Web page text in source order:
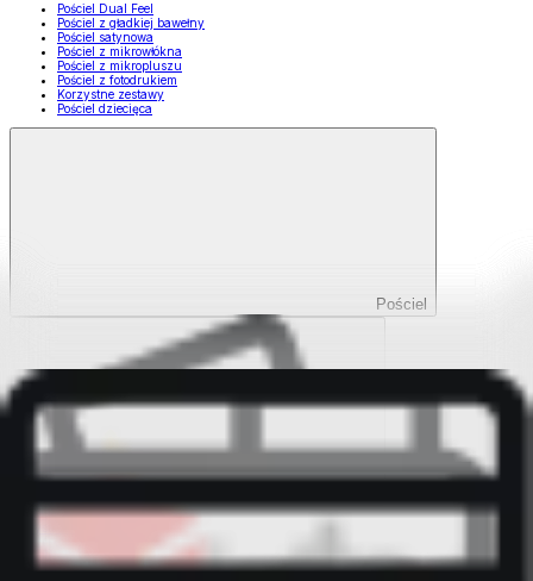
Pościel Dual Feel
Pościel z gładkiej bawełny
Pościel satynowa
Pościel z mikrowłókna
Pościel z mikropluszu
Pościel z fotodrukiem
Korzystne zestawy
Pościel dziecięca
Pościel
Pokaż wszystko